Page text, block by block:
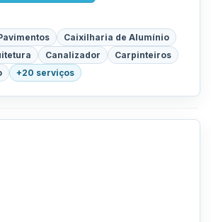
Caixilharia de Alumínio
Canalizador
Carpinteiros
+20 serviços